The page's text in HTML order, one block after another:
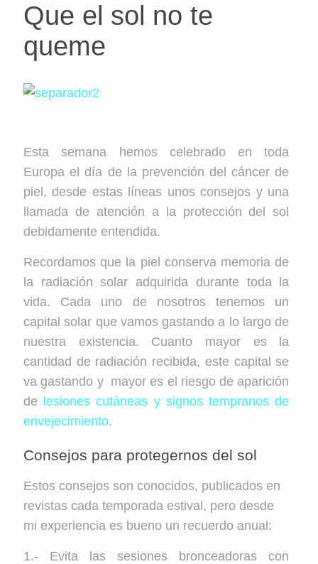
Que el sol no te
queme
Esta semana hemos celebrado en toda
Europa el día de la prevención del cáncer de
piel, desde estas líneas unos consejos y una
llamada de atención a la protección del sol
debidamente entendida.
Recordamos que la piel conserva memoria de
la radiación solar adquirida durante toda la
vida. Cada uno de nosotros tenemos un
capital solar que vamos gastando a lo largo de
nuestra existencia. Cuanto mayor es la
cantidad de radiación recibida, este capital se
va gastando y mayor es el riesgo de aparición
de
lesiones cutáneas y signos tempranos de
envejecimiento.
Consejos para protegernos del sol
Estos consejos son conocidos, publicados en
revistas cada temporada estival, pero desde
mi experiencia es bueno un recuerdo anual:
1.- Evita las sesiones bronceadoras con